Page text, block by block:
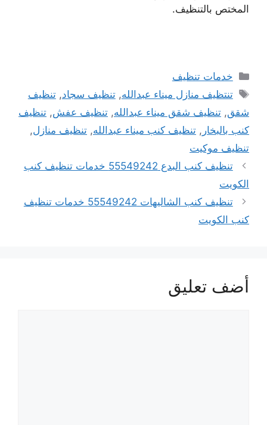
المختص بالتنظيف.
التصنيفات
خدمات تنظيف
الوسوم
تنتظيف منازل ميناء عبدالله,تنظيف سجاد,تنظيف
شقق, تنظيف شقق ميناء عبدالله, تنظيف عفش, تنظيف
كنب بالبخار , تنظيف كنب ميناء عبدالله, تنظيف منازل,
تنظيف موكيت
تنظيف كنب البدع 55549242 خدمات تنظيف كنب
الكويت
تنظيف كنب الشاليهات 55549242 خدمات تنظيف
كنب الكويت
أضف تعليق